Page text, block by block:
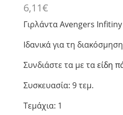
6,11€
Γιρλάντα Avengers
Ιδανικά για τη
Συνδιάστε τα με ταείδη
Συσκευασία: 9 τεμ.
Τεμάχια: 1